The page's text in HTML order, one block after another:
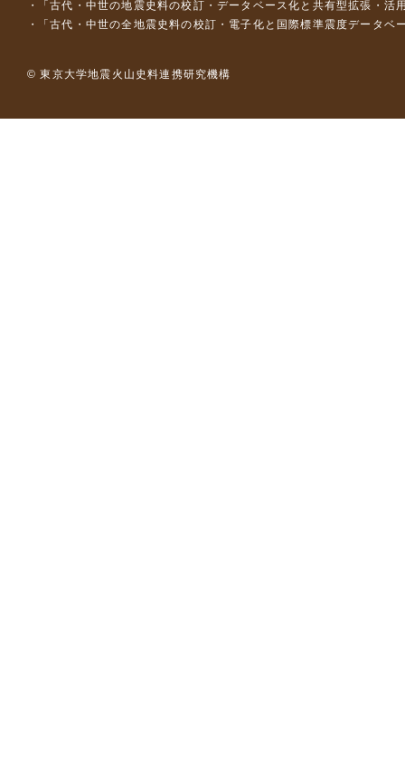
「古代・中世の地震史料の校訂・データベース化と共有型拡張・
「古代・中世の全地震史料の校訂・電子化と国際標準震度データ
© 東京大学地震火山史料連携研究機構